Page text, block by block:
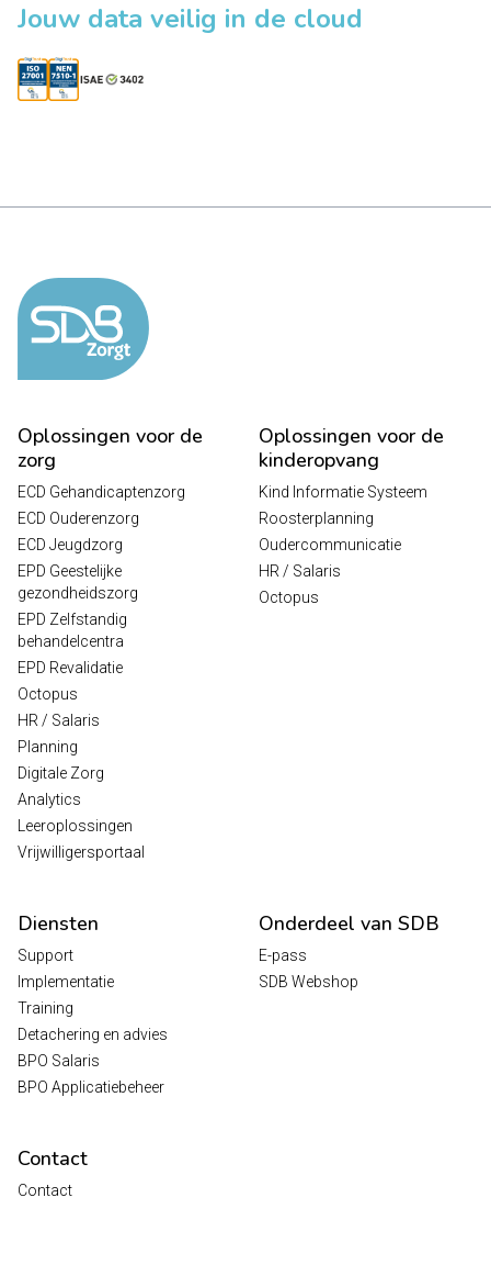
Jouw data veilig in de cloud
Oplossingen voor de
zorg
ECD Gehandicaptenzorg
ECD Ouderenzorg
ECD Jeugdzorg
EPD Geestelijke
gezondheidszorg
EPD Zelfstandig
behandelcentra
EPD Revalidatie
Octopus
HR / Salaris
Planning
Digitale Zorg
Analytics
Leeroplossingen
Vrijwilligersportaal
Oplossingen voor de
kinderopvang
Kind Informatie Systeem
Roosterplanning
Oudercommunicatie
HR / Salaris
Octopus
Diensten
Support
Implementatie
Training
Detachering en advies
BPO Salaris
BPO Applicatiebeheer
Onderdeel van SDB
E-pass
SDB Webshop
Contact
Contact